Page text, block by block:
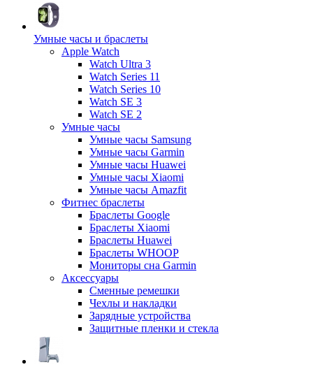
Умные часы и браслеты
Apple Watch
Watch Ultra 3
Watch Series 11
Watch Series 10
Watch SE 3
Watch SE 2
Умные часы
Умные часы Samsung
Умные часы Garmin
Умные часы Huawei
Умные часы Xiaomi
Умные часы Amazfit
Фитнес браслеты
Браслеты Google
Браслеты Xiaomi
Браслеты Huawei
Браслеты WHOOP
Мониторы сна Garmin
Аксессуары
Сменные ремешки
Чехлы и накладки
Зарядные устройства
Защитные пленки и стекла